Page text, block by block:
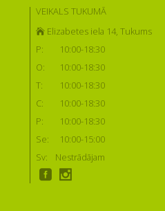
VEIKALS TUKUMĀ
Elizabetes iela 14, Tukums
P:
10:00-18:30
O:
10:00-18:30
T:
10:00-18:30
C:
10:00-18:30
P:
10:00-18:30
Se:
10:00-15:00
Sv:
Nestrādājam